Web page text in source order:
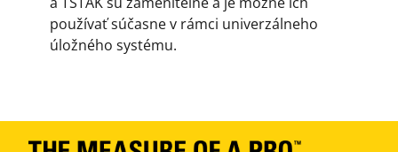
používať súčasne v rámci univerzálneho
úložného systému.